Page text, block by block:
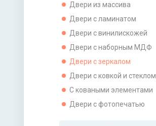
Двери из массива
Двери с ламинатом
Двери с винилискожей
Двери с наборным МДФ
Двери с зеркалом
Двери с ковкой и стеклом
С коваными элементами
Двери с фотопечатью